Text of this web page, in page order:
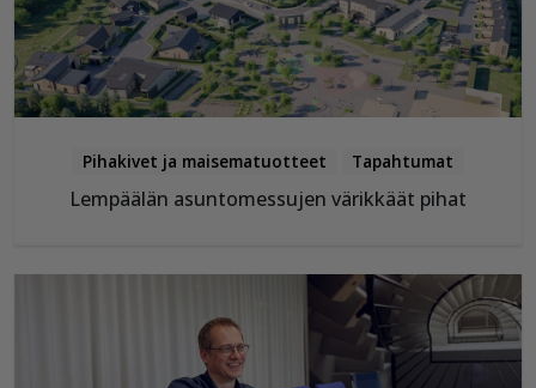
Pihakivet ja maisematuotteet Tapahtumat
Lempäälän asuntomessujen värikkäät pihat